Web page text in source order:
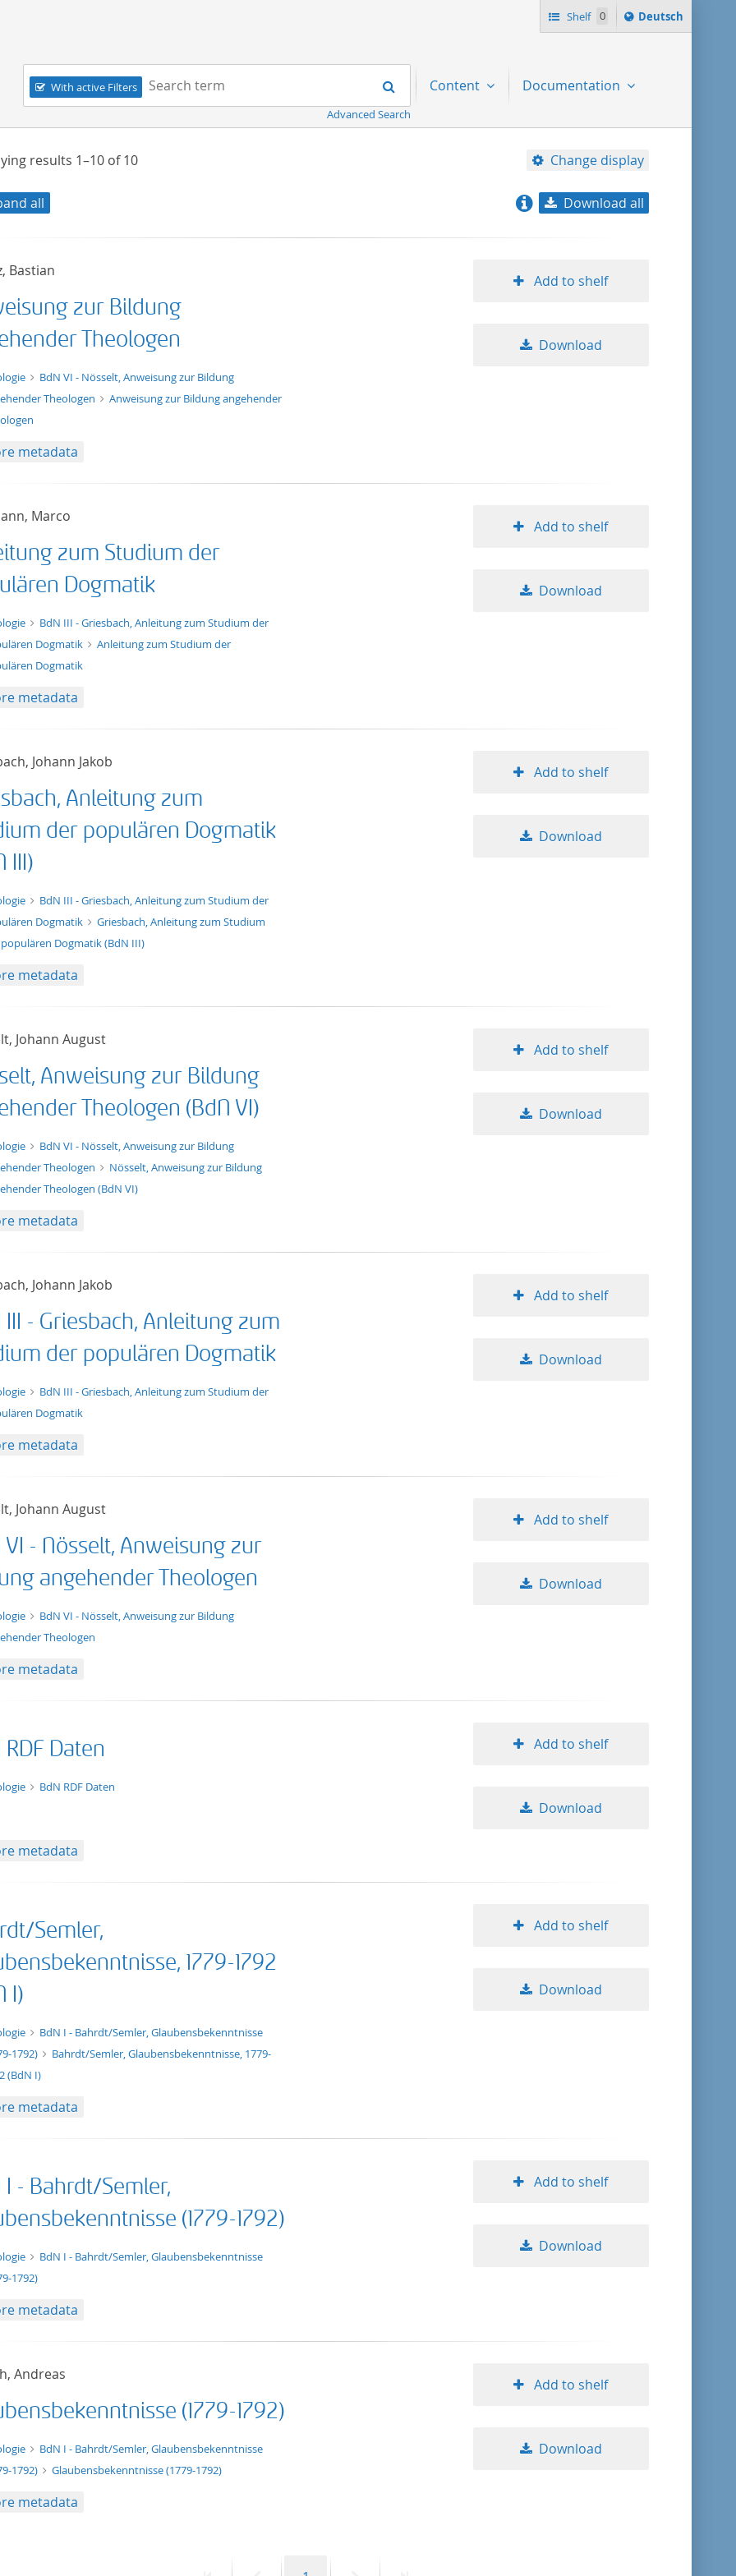
Shelf 0
Sprache
ï¿½ndern
Deutsch
Navigation
With active Filters
Search term:
Search
Advanced Search
Content Documentation
results 1–10of10 Change display
title ascending
all Download all
Bastian
zur Bildung
Theologen
tg.work+xml
BdN VI - Nösselt, Anweisung zur Bildung
Theologen
Anweisung zur Bildung angehender
Add to shelf
Download
metadata
Marco
zum Studium der
Dogmatik
tg.work+xml
BdN III - Griesbach, Anleitung zum Studium der
Dogmatik
Anleitung zum Studium der
Dogmatik
Add to shelf
Download
metadata
Johann Jakob
Anleitung zum
der populären Dogmatik
III)
xml BdN III - Griesbach, Anleitung zum Studium der
Dogmatik
Griesbach, Anleitung zum Studium
Dogmatik (BdN III)
Add to shelf
Download
metadata
Johann August
Anweisung zur Bildung
Theologen (BdN VI)
xml BdN VI - Nösselt, Anweisung zur Bildung
Theologen
Nösselt, Anweisung zur Bildung
Theologen (BdN VI)
Add to shelf
Download
metadata
Johann Jakob
III - Griesbach, Anleitung zum
der populären Dogmatik
tg.edition+tg.aggregation+xml
BdN III - Griesbach, Anleitung zum Studium der
Dogmatik
Add to shelf
Download
metadata
Johann August
VI - Nösselt, Anweisung zur
angehender Theologen
tg.edition+tg.aggregation+xml
BdN VI - Nösselt, Anweisung zur Bildung
Theologen
Add to shelf
Download
metadata
RDF Daten
tg.collection+tg.aggregation+xml
BdN RDF Daten
Add to shelf
Download
metadata
Semler,
1779-1792
I)
xml BdN I - Bahrdt/Semler, Glaubensbekenntnisse
1792)
Bahrdt/Semler, Glaubensbekenntnisse, 1779-
(BdN I)
Add to shelf
Download
metadata
I - Bahrdt/Semler,
(1779-1792)
tg.edition+tg.aggregation+xml
BdN I - Bahrdt/Semler, Glaubensbekenntnisse
1792)
Add to shelf
Download
metadata
Andreas
(1779-1792)
tg.work+xml
BdN I - Bahrdt/Semler, Glaubensbekenntnisse
1792)
Glaubensbekenntnisse (1779-1792)
Add to shelf
Download
metadata